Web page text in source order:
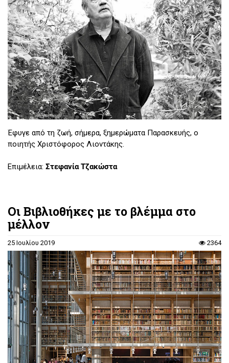
Έφυγε από τη ζωή, σήμερα, ξημερώματα Παρασκευής, ο
ποιητής Χριστόφορος Λιοντάκης.
Επιμέλεια: Στεφανία Τζακώστα
Οι Βιβλιοθήκες με το βλέμμα στο
μέλλον
25 Ιουλίου 2019 2364